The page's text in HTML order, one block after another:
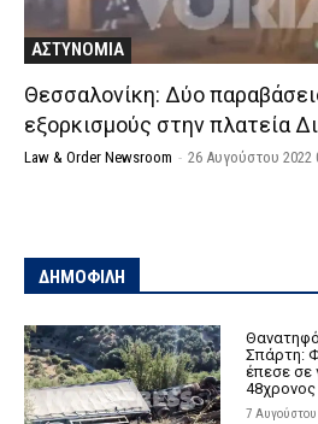
ΑΣΤΥΝΟΜΙΑ
Θεσσαλονίκη: Δύο
εξορκισμούς στην πλατεία
Law & Order Newsroom - 26 Αυγούστου 2022
ΔΗΜΟΦΙΛΗ
Σπάρτη:
έπεσε σε
48χρονος
7 Αυγούστου